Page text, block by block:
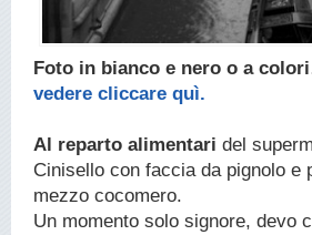
Foto in bianco e nero o a
vedere cliccare quì.
Al reparto alimentari del
Cinisello con faccia da pignolo e
mezzo cocomero.
Un momento solo signore, devo